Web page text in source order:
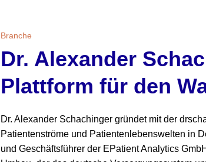
Branche
Dr. Alexander
Plattform für den
Dr. Alexander Schachinger gründet mit der
Patientenströme und Patientenlebenswelten in
und Geschäftsführer der EPatient Analytics